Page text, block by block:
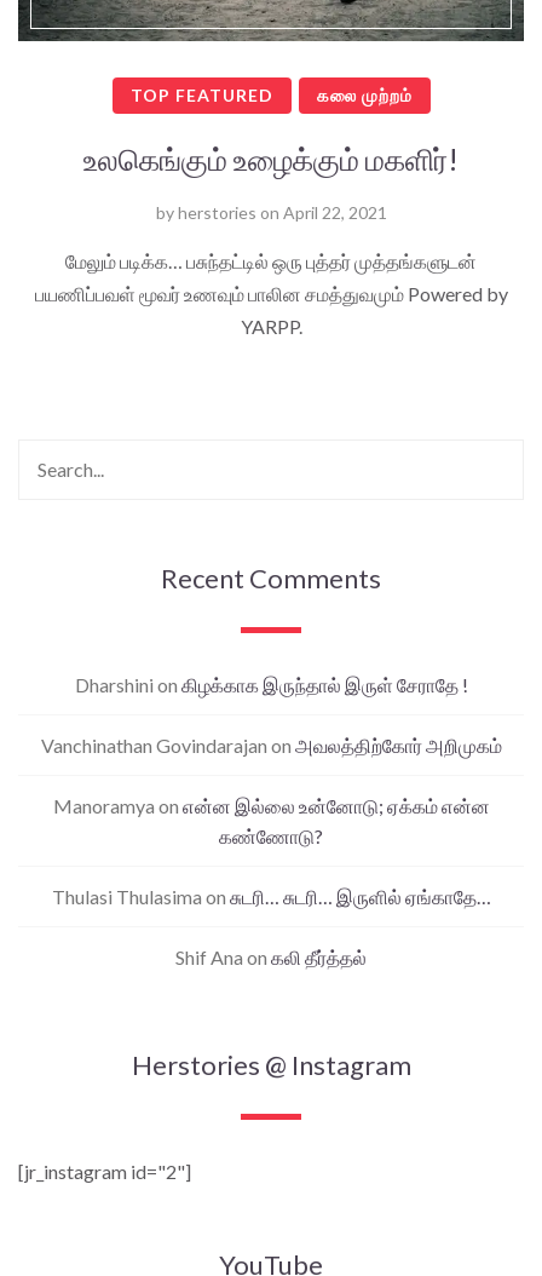
TOP FEATURED கலை முற்றம்
உலகெங்கும் உழைக்கும் மகளிர்!
byherstories on April 22, 2021
மேலும் படிக்க… பசுந்தட்டில் ஒரு புத்தர் முத்தங்களுடன்
பயணிப்பவள் மூவர் உணவும் பாலின சமத்துவமும் Powered by
YARPP.
Recent Comments
Dharshini on கிழக்காக இருந்தால் இருள் சேராதே !
Vanchinathan Govindarajan on அவலத்திற்கோர் அறிமுகம்
Manoramya on என்ன இல்லை உன்னோடு; ஏக்கம் என்ன
கண்ணோடு?
Thulasi Thulasima on சுடரி… சுடரி… இருளில் ஏங்காதே…
Shif Ana on கலி தீர்த்தல்
Herstories @ Instagram
[jr_instagram id="2"]
YouTube